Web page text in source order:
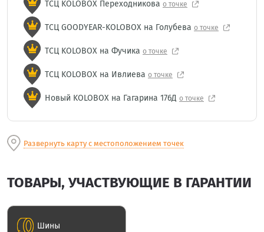
ТСЦ KOLOBOX Переходникова о точке
ТСЦ GOODYEAR-KOLOBOX на Голубева о точке
ТСЦ KOLOBOX на Фучика о точке
ТСЦ KOLOBOX на Ивлиева о точке
Новый KOLOBOX на Гагарина 176Д о точке
Развернуть карту с местоположением точек
ТОВАРЫ, УЧАСТВУЮЩИЕ В ГАРАНТИИ
Шины